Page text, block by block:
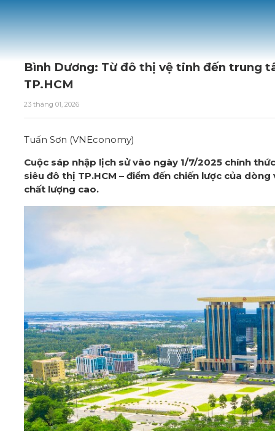
Bình Dương: Từ đô thị vệ tinh đến trung
TP.HCM
23 tháng 01, 2026
Tuấn Sơn (VNEconomy)
Cuộc sáp nhập lịch sử vào ngày 1/7/2025 chính
siêu đô thị TP.HCM – điểm đến chiến lược của
chất lượng cao.